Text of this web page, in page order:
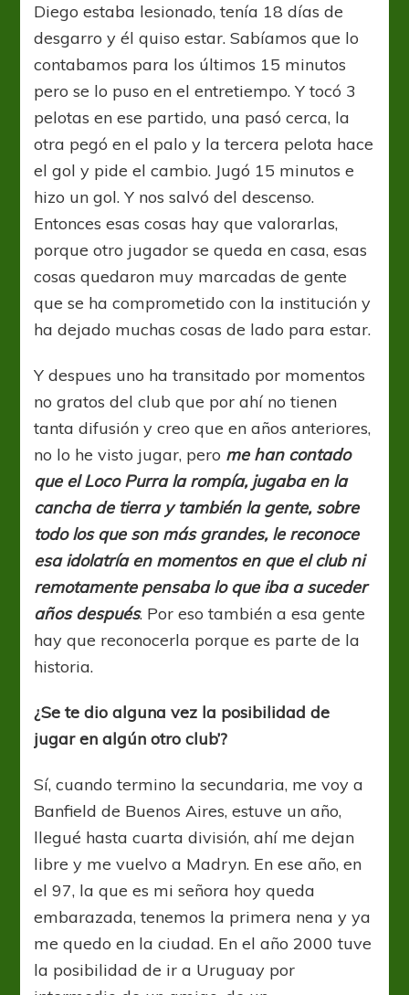
Diego estaba lesionado, tenía 18 días de
desgarro y él quiso estar. Sabíamos que lo
contabamos para los últimos 15 minutos
pero se lo puso en el entretiempo. Y tocó 3
pelotas en ese partido, una pasó cerca, la
otra pegó en el palo y la tercera pelota hace
el gol y pide el cambio. Jugó 15 minutos e
hizo un gol. Y nos salvó del descenso.
Entonces esas cosas hay que valorarlas,
porque otro jugador se queda en casa, esas
cosas quedaron muy marcadas de gente
que se ha comprometido con la institución y
ha dejado muchas cosas de lado para estar.
Y despues uno ha transitado por momentos
no gratos del club que por ahí no tienen
tanta difusión y creo que en años anteriores,
no lo he visto jugar, pero me han contado
que el Loco Purra la rompía, jugaba en la
cancha de tierra y también la gente, sobre
todo los que son más grandes, le reconoce
esa idolatría en momentos en que el club ni
remotamente pensaba lo que iba a suceder
años después. Por eso también a esa gente
hay que reconocerla porque es parte de la
historia.
¿Se te dio alguna vez la posibilidad de
jugar en algún otro club’?
Sí, cuando termino la secundaria, me voy a
Banfield de Buenos Aires, estuve un año,
llegué hasta cuarta división, ahí me dejan
libre y me vuelvo a Madryn. En ese año, en
el 97, la que es mi señora hoy queda
embarazada, tenemos la primera nena y ya
me quedo en la ciudad. En el año 2000 tuve
la posibilidad de ir a Uruguay por